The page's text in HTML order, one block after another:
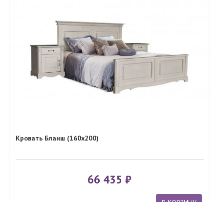
Кровать Бланш (160x200)
66 435